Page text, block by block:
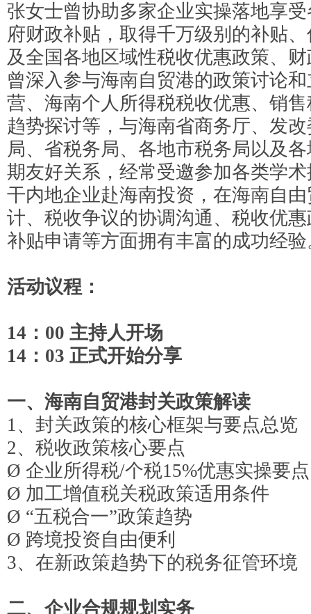
张女士曾协助多家企业实操落地享
府财政补贴，取得千万级别的补贴
及全国各地区域性税收优惠政策、
曾深入参与海南自贸港的政策讨论
营、海南个人所得税税收优惠、销售
趋势探讨等，与海南省商务厅、发
局、省税务局、各地市税务局以及
期友好关系，经常受邀参加各类学
干内地企业赴海南投资，在海南自
计、税收争议的协调沟通、税收优
补贴申请等方面拥有丰富的成功经验
活动议程：
14： 00 主持人开场
14：03 正式开始分享
一、海南自贸港封关政策解读
1、封关政策的核心框架与要点总览
2、税收政策核心要点
Ø 企业所得税/个税15%优惠实操要点
Ø 加工增值税关税政策适用条件
Ø “五税合一”政策趋势
Ø 跨境投资自由便利
3、 在新政策趋势下的税务征管环境
二、企业合规规划实务